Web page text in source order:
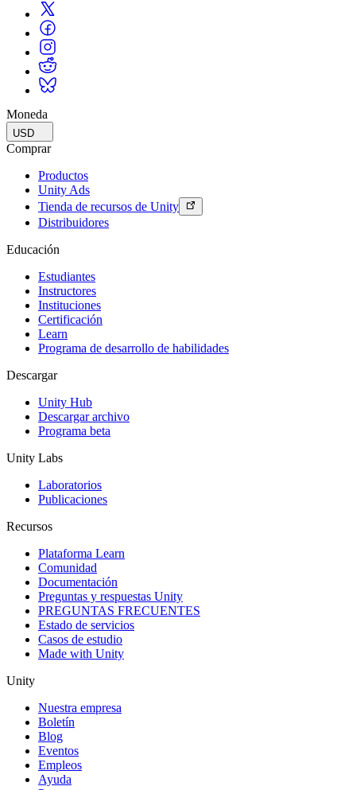
Moneda
USD
Comprar
Productos
Unity Ads
Tienda de recursos de Unity
Distribuidores
Educación
Estudiantes
Instructores
Instituciones
Certificación
Learn
Programa de desarrollo de habilidades
Descargar
Unity Hub
Descargar archivo
Programa beta
Unity Labs
Laboratorios
Publicaciones
Recursos
Plataforma Learn
Comunidad
Documentación
Preguntas y respuestas Unity
PREGUNTAS FRECUENTES
Estado de servicios
Casos de estudio
Made with Unity
Unity
Nuestra empresa
Boletín
Blog
Eventos
Empleos
Ayuda